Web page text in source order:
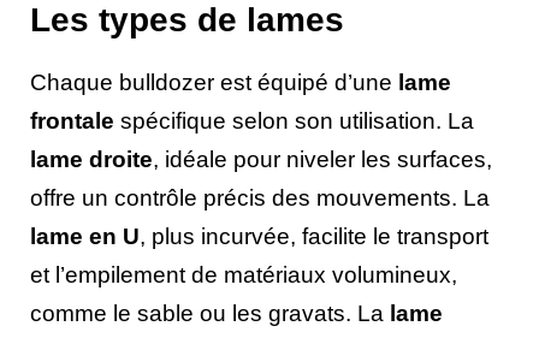
Les types de lames
Chaque bulldozer est équipé d’une lame
frontale spécifique selon son utilisation. La
lame droite, idéale pour niveler les surfaces,
offre un contrôle précis des mouvements. La
lame en U, plus incurvée, facilite le transport
et l’empilement de matériaux volumineux,
comme le sable ou les gravats. La lame